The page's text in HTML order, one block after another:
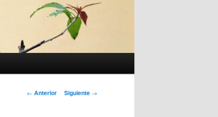
Navegación
← Anterior Siguiente →